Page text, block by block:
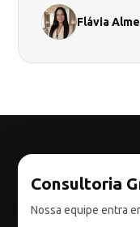
Flávia
Consultoria
Nossa equipe entra